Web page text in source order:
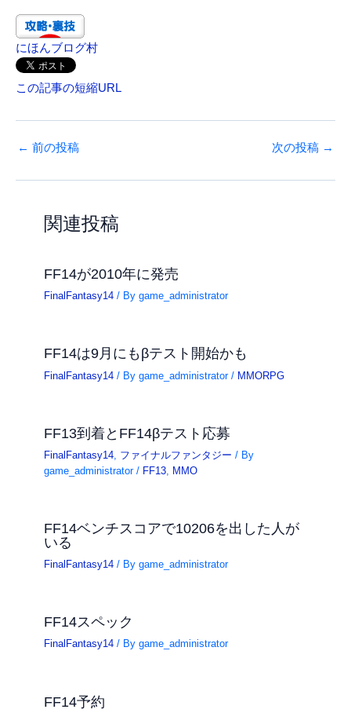
にほんブログ村
この記事の短縮URL
← 前の投稿 次の投稿 →
関連投稿
FF14が2010年に発売
FinalFantasy14 / Bygame_administrator
FF14は9月にもβテスト開始かも
FinalFantasy14 / Bygame_administrator/ MMORPG
FF13到着とFF14βテスト応募
FinalFantasy14 ファイナルファンタジー / By
game_administrator/ FF13 MMO
FF14ベンチスコアで10206を出した人が
いる
FinalFantasy14 / Bygame_administrator
FF14スペック
FinalFantasy14 / Bygame_administrator
FF14予約